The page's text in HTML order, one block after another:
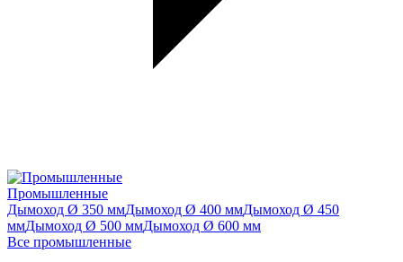
Промышленные
Дымоход Ø 350 ммДымоход Ø 400 ммДымоход Ø 450
ммДымоход Ø 500 ммДымоход Ø 600 мм
Все промышленные